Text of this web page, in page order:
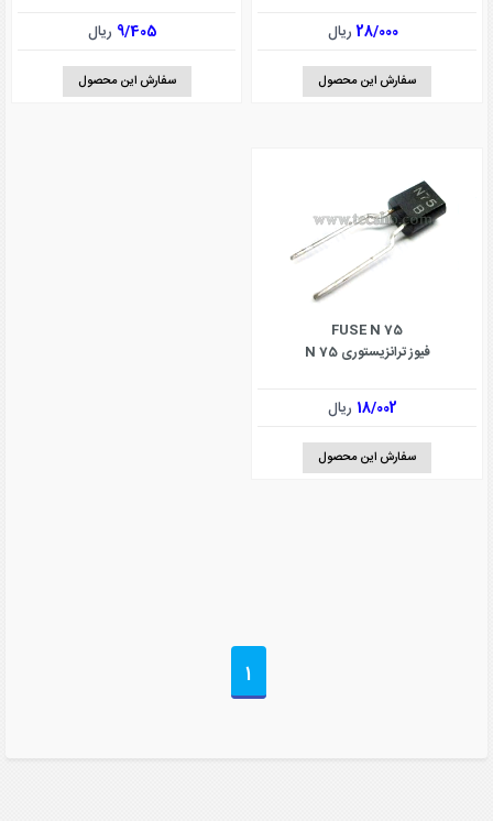
28/000ریال
سفارش این محصول
9/405 ریال
سفارش این محصول
FUSE N 75
فیوز ترانزیستوری N 75
18/002 ریال
سفارش این محصول
1